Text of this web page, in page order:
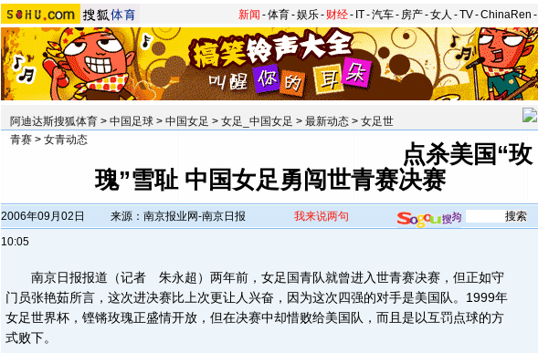
新闻 -体育-娱乐- 财经- IT-汽车- 房产-女人 -TV-ChinaRen -
阿迪达斯搜狐体育 > 中国足球 > 中国女足 > 女足_中国女足 > 最新动态 > 女足世
青赛 > 女青动态
点杀美国“玫
瑰”雪耻 中国女足勇闯世青赛决赛
2006年09月02日
10:05
来源：南京报业网-南京日报 我来说两句
南京日报报道（记者 朱永超）两年前，女足国青队就曾进入世青赛决赛，但正如守
门员张艳茹所言，这次进决赛比上次更让人兴奋，因为这次四强的对手是美国队。1999年
女足世界杯，铿锵玫瑰正盛情开放，但在决赛中却惜败给美国队，而且是以互罚点球的方
式败下。